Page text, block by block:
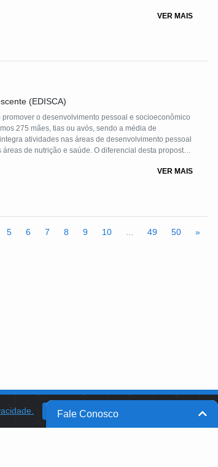
OK
na própria Sede da ENFF.
VER MAIS
(EDISCA)
o desenvolvimento pessoal e socioeconômico
de nutrição e saúde. O diferencial desta proposta
35% de
VER MAIS
5 6 7 8 9 10 49 50 »
Fale Conosco
BANCO DO BRASIL